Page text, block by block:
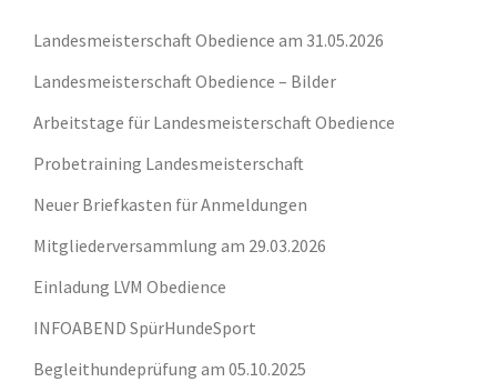
Landesmeisterschaft Obedience am 31.05.2026
Landesmeisterschaft Obedience – Bilder
Arbeitstage für Landesmeisterschaft Obedience
Probetraining Landesmeisterschaft
Neuer Briefkasten für Anmeldungen
Mitgliederversammlung am 29.03.2026
Einladung LVM Obedience
INFOABEND SpürHundeSport
Begleithundeprüfung am 05.10.2025